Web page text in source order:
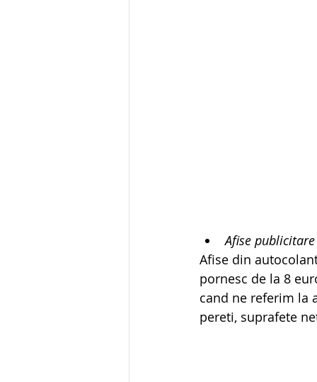
Afise
Afise din
pornesc de la 8
cand ne referim la
pereti, suprafete